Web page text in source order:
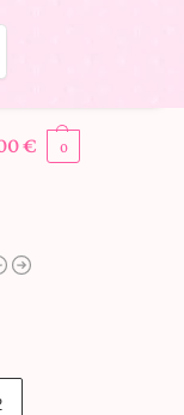
€ 0